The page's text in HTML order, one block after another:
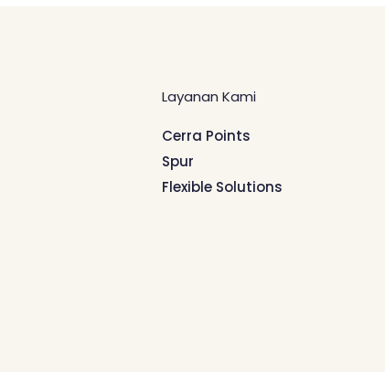
Layanan Kami
Cerra Points
Spur
Flexible Solutions